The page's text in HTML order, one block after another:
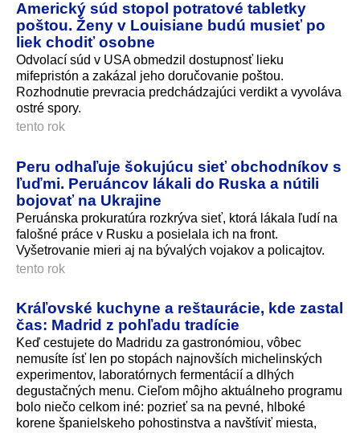
Americký súd stopol potratové tabletky
poštou. Ženy v Louisiane budú musieť po
liek chodiť osobne
Odvolací súd v USA obmedzil dostupnosť lieku
mifepristón a zakázal jeho doručovanie poštou.
Rozhodnutie prevracia predchádzajúci verdikt a vyvoláva
ostré spory.
tento rok
Peru odhaľuje šokujúcu sieť obchodníkov s
ľuďmi. Peruáncov lákali do Ruska a nútili
bojovať na Ukrajine
Peruánska prokuratúra rozkrýva sieť, ktorá lákala ľudí na
falošné práce v Rusku a posielala ich na front.
Vyšetrovanie mieri aj na bývalých vojakov a policajtov.
tento rok
Kráľovské kuchyne a reštaurácie, kde zastal
čas: Madrid z pohľadu tradície
Keď cestujete do Madridu za gastronómiou, vôbec
nemusíte ísť len po stopách najnovších michelinských
experimentov, laboratórnych fermentácií a dlhých
degustačných menu. Cieľom môjho aktuálneho programu
bolo niečo celkom iné: pozrieť sa na pevné, hlboké
korene španielskeho pohostinstva a navštíviť miesta,